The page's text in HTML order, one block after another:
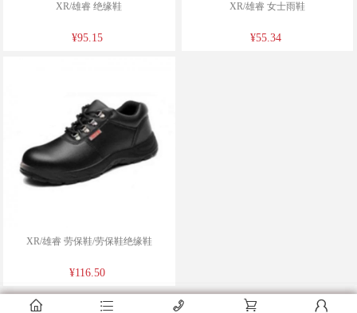
󰂠 󰂦 󰄫 󰂟 󰂢
󰂠 󰂦 󰄫 󰂟 󰂢
XR/雄睿 绝缘鞋
¥95.15
XR/雄睿 女士雨鞋
¥55.34
XR/雄睿 劳保鞋/劳保鞋绝缘鞋
¥116.50
󰂠 󰂦 󰄫 󰂟 󰂢